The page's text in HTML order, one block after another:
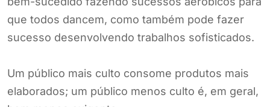
que todos dancem, como também pode fazer
sucesso desenvolvendo trabalhos sofisticados.
Um público mais culto consome produtos mais
elaborados; um público menos culto é, em geral,